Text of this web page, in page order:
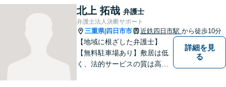
北上 拓哉 弁護士
弁護士法人決断サポート
三重県| 四日市市 近鉄四日市駅 から徒歩10分
【地域に根ざした弁護士】
【無料駐車場あり】敷居は低
く、法的サービスの質は高く
詳細を見
る